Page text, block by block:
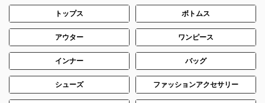
トップス ボトムス
アウター ワンピース
インナー バッグ
シューズ ファッションアクセサリー